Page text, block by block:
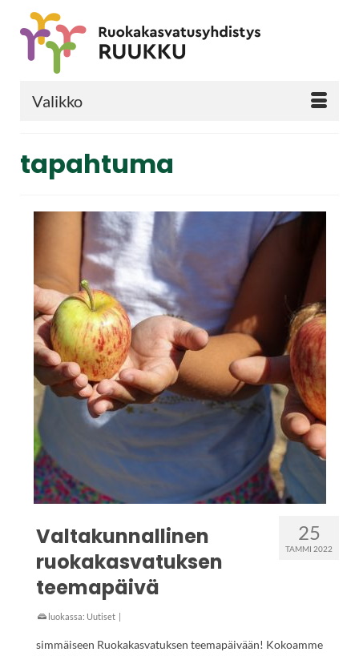
Valikko
tapahtuma
25
TAMMI 2022
Valtakunnallinen
ruokakasvatuksen
teemapäivä
luokassa: Uutiset |
simmäiseen Ruokakasvatuksen teemapäivään! Kokoamme